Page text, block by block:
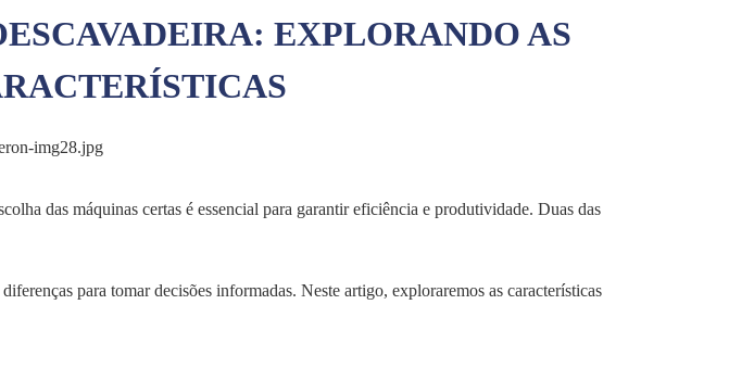
EXPLORANDO AS
das máquinas certas é essencial para garantir eficiência e produtividade. Duas das
para tomar decisões informadas. Neste artigo, exploraremos as características